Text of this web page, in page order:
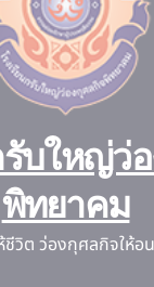
รับใหญ่ว่
พิทยาคม
ชีวิต ว่องกุศลกิจให้อ